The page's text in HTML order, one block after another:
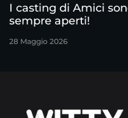
I casting di Amici
sempre aperti!
28 Maggio 2026